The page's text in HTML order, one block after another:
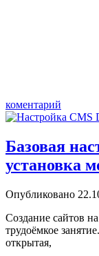
коментарий
Базовая
установка
Опубликовано
Создание сайтов
трудоёмкое
открытая,